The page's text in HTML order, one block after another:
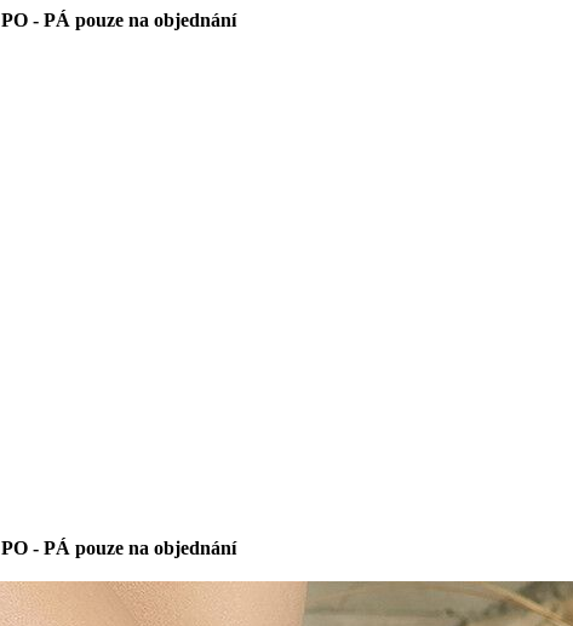
PO - PÁ pouze na objednání
PO - PÁ pouze na objednání